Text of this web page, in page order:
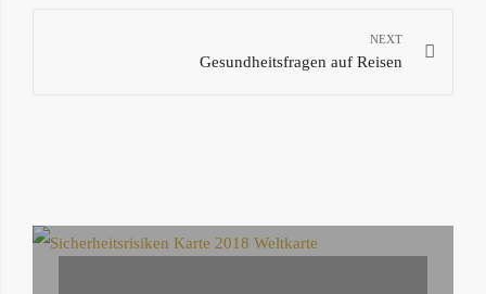
Gesundheitsfragen auf Reisen
ÄHNLICHE